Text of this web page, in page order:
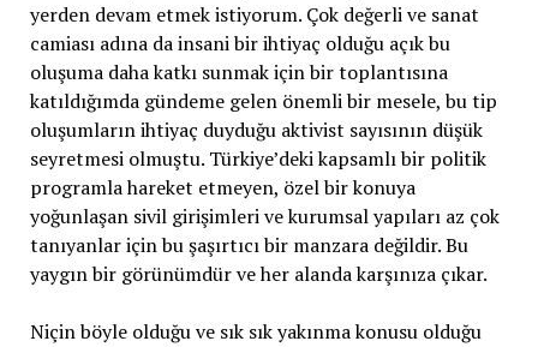
yerden devam etmek istiyorum. Çok değerli ve sanat
camiası adına da insani bir ihtiyaç olduğu açık bu
oluşuma daha katkı sunmak için bir toplantısına
katıldığımda gündeme gelen önemli bir mesele, bu tip
oluşumların ihtiyaç duyduğu aktivist sayısının düşük
seyretmesi olmuştu. Türkiye’deki kapsamlı bir politik
programla hareket etmeyen, özel bir konuya
yoğunlaşan sivil girişimleri ve kurumsal yapıları az çok
tanıyanlar için bu şaşırtıcı bir manzara değildir. Bu
yaygın bir görünümdür ve her alanda karşınıza çıkar.
Niçin böyle olduğu ve sık sık yakınma konusu olduğu